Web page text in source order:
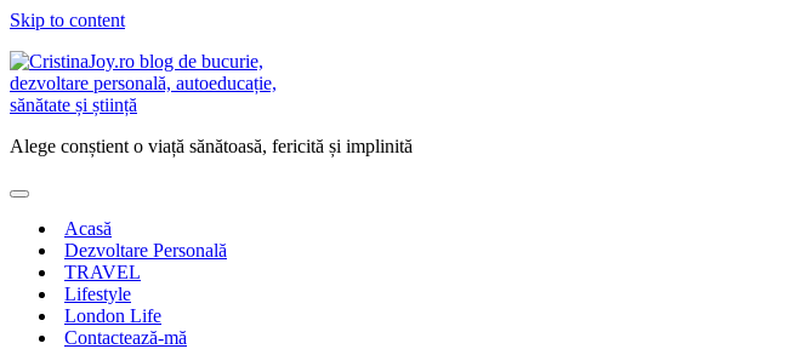
Skip to content
Alege conștient o viață sănătoasă, fericită și implinită
Acasă
Dezvoltare Personală
TRAVEL
Lifestyle
London Life
Contactează-mă